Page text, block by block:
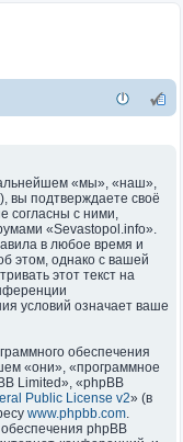
«мы», «наш»,
вы подтверждаете своё
согласны с ними,
«Sevastopol.info».
в любое время и
этом, однако с вашей
этот текст на
условий означает ваше
обеспечения
«они», «программное
Limited», «phpBB
Public License v2» (в
www.phpbb.com.
phpBB